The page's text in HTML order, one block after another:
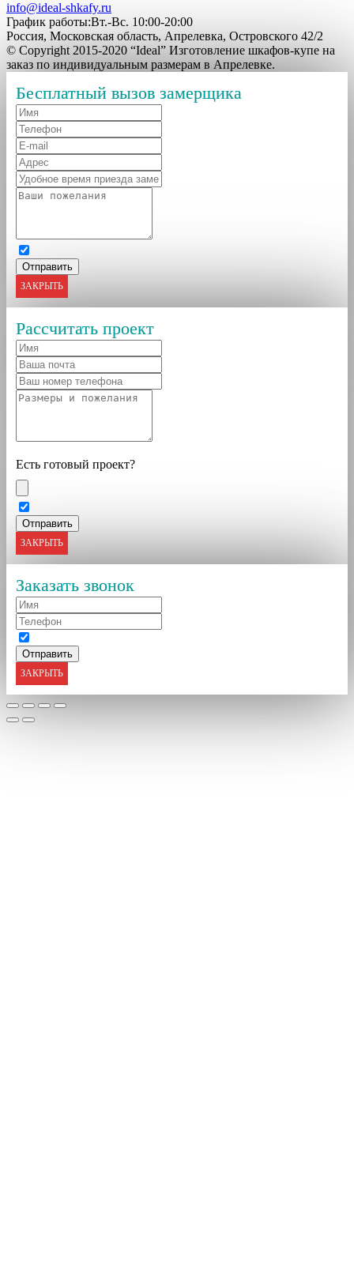
info@ideal-shkafy.ru
График работы:Вт.-Вс. 10:00-20:00
Россия, Московская область, Апрелевка, Островского 42/2
© Copyright 2015-2020 “Ideal” Изготовление шкафов-купе на
заказ по индивидуальным размерам в Апрелевке.
Бесплатный вызов замерщика
ЗАКРЫТЬ
Рассчитать проект
Есть готовый проект?
ЗАКРЫТЬ
Заказать звонок
ЗАКРЫТЬ